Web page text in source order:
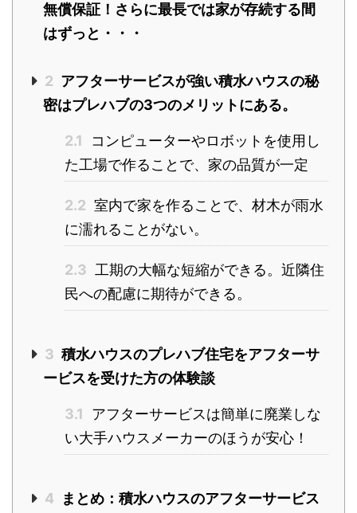
無償保証！さらに最長では家が存続する間
はずっと・・・
2 アフターサービスが強い積水ハウスの秘
密はプレハブの3つのメリットにある。
2.1
コンピューターやロボットを使用し
た工場で作ることで、家の品質が一定
2.2 室内で家を作ることで、材木が雨水
に濡れることがない。
2.3 工期の大幅な短縮ができる。近隣住
民への配慮に期待ができる。
3 積水ハウスのプレハブ住宅をアフターサ
ービスを受けた方の体験談
3.1
アフターサービスは簡単に廃業しな
い大手ハウスメーカーのほうが安心！
4
まとめ：積水ハウスのアフターサービス